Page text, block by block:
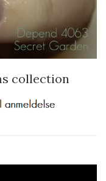
collection